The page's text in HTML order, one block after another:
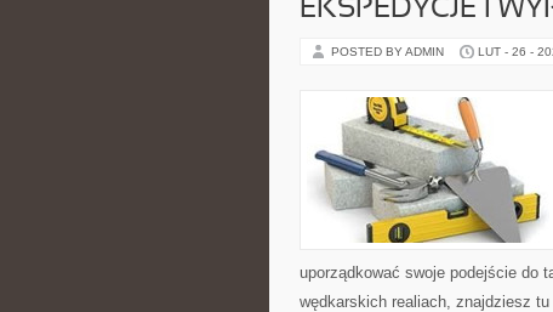
EKSPEDYCJE I
POSTED BY ADMIN LUT - 26 -
uporządkować swoje podejście do
wędkarskich realiach, znajdziesz